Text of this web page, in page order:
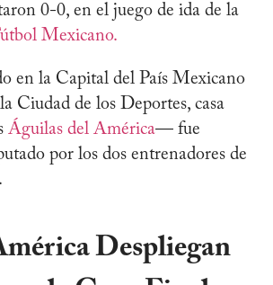
0-0, en el juego de ida de la
Mexicano.
en la Capital del País Mexicano
Ciudad de los Deportes, casa
Águilas del América— fue
por los dos entrenadores de
Despliegan